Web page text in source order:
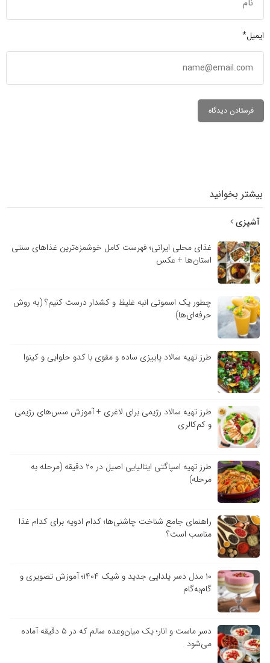
ایمیل*
بیشتر بخوانید
آشپزی
غذای محلی ایرانی؛ فهرست کامل خوشمزه‌ترین غذاهای سنتی
استان‌ها + عکس
چطور یک اسموتی انبه غلیظ و کشدار درست کنیم؟ (به روش
حرفه‌ای‌ها)
طرز تهیه سالاد پاییزی ساده و مقوی با کدو حلوایی و کینوا
طرز تهیه سالاد رژیمی برای لاغری + آموزش سس‌های رژیمی
و کم‌کالری
طرز تهیه اسپاگتی ایتالیایی اصیل در ۲۰ دقیقه (مرحله به
مرحله)
راهنمای جامع شناخت چاشنی‌ها؛ کدام ادویه برای کدام غذا
مناسب است؟
۱۰ مدل دسر یلدایی جدید و شیک ۱۴۰۴؛ آموزش تصویری و
گام‌به‌گام
دسر ماست و انار؛ یک میان‌وعده سالم که در ۵ دقیقه آماده
می‌شود